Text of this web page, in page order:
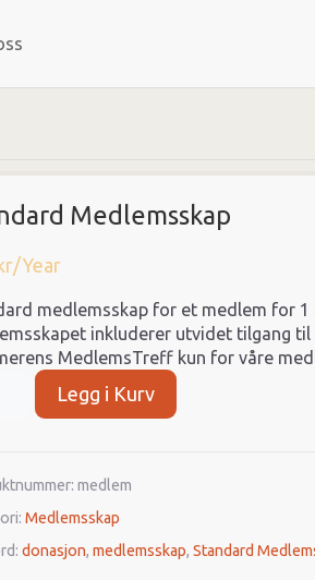
Medlemsskap
/Year
medlemsskap for et medlem for 1
inkluderer utvidet tilgang
MedlemsTreff kun for våre
Legg i Kurv
medlem
Medlemsskap
donasjon,medlemsskap,Standard